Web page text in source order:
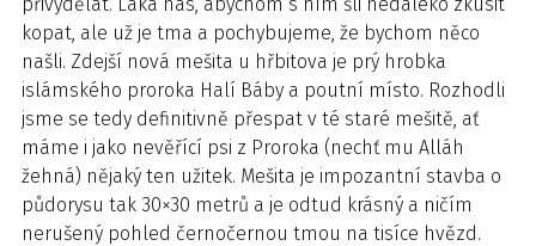
kopat, ale už je tma a pochybujeme, že bychom něco
našli. Zdejší nová mešita u hřbitova je prý hrobka
islámského proroka Halí Báby a poutní místo. Rozhodli
jsme se tedy definitivně přespat v té staré mešitě, ať
máme i jako nevěřící psi z Proroka (nechť mu Alláh
žehná) nějaký ten užitek. Mešita je impozantní stavba o
půdorysu tak 30×30 metrů a je odtud krásný a ničím
nerušený pohled černočernou tmou na tisíce hvězd.